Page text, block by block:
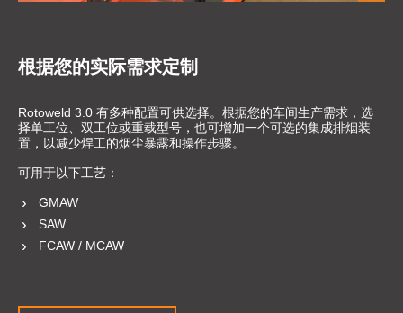
根据您的实际需求定制
Rotoweld 3.0 有多种配置可供选择。根据您的车间生产需求，选
择单工位、双工位或重载型号，也可增加一个可选的集成排烟装
置，以减少焊工的烟尘暴露和操作步骤。
可用于以下工艺：
GMAW
SAW
FCAW / MCAW